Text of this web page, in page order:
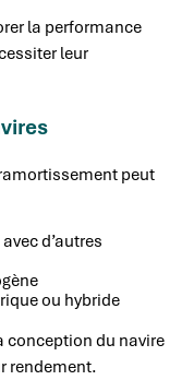
la performance
leur
peut
d’autres
ou hybride
conception du navire
rendement.